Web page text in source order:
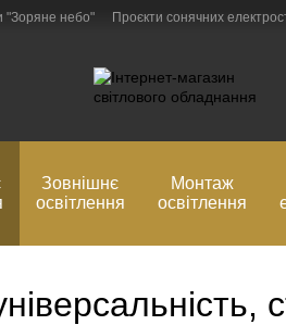
"Зоряне небо" Проєкти сонячних
Зовнішнє
освітлення
Монтаж
освітлення